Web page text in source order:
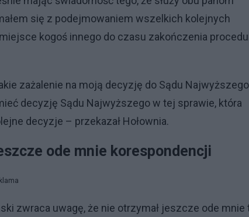
się z podejmowaniem wszelkich kolejnych
kogoś innego do czasu zakończenia
zażalenie na moją decyzję do Sądu Najwyższego
decyzję Sądu Najwyższego w tej sprawie, która
decyzje – przekazał Hołownia.
ode mnie korespondencji
zwraca uwagę, że nie otrzymał jeszcze ode mnie